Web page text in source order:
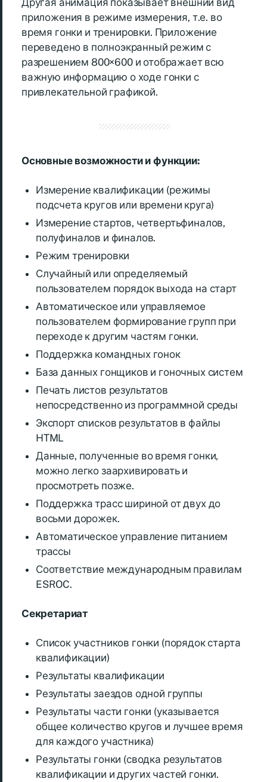
Другая анимация показывает внешний вид
приложения в режиме измерения, т.е. во
время гонки и тренировки. Приложение
переведено в полноэкранный режим с
разрешением 800×600 и отображает всю
важную информацию о ходе гонки с
привлекательной графикой.
Основные возможности и функции:
Измерение квалификации (режимы
подсчета кругов или времени круга)
Измерение стартов, четвертьфиналов,
полуфиналов и финалов.
Режим тренировки
Случайный или определяемый
пользователем порядок выхода на старт
Автоматическое или управляемое
пользователем формирование групп при
переходе к другим частям гонки.
Поддержка командных гонок
База данных гонщиков и гоночных систем
Печать листов результатов
непосредственно из программной среды
Экспорт списков результатов в файлы
HTML
Данные, полученные во время гонки,
можно легко заархивировать и
просмотреть позже.
Поддержка трасс шириной от двух до
восьми дорожек.
Автоматическое управление питанием
трассы
Соответствие международным правилам
ESROC.
Секретариат
Список участников гонки (порядок старта
квалификации)
Результаты квалификации
Результаты заездов одной группы
Результаты части гонки (указывается
общее количество кругов и лучшее время
для каждого участника)
Результаты гонки (сводка результатов
квалификации и других частей гонки.